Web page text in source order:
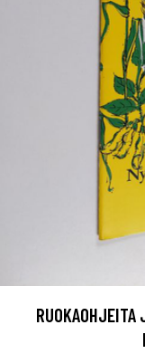
RUOKAOHJEITA